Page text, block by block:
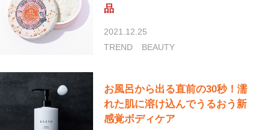
品
2021.12.25
TREND
BEAUTY
お風呂から出る直前の30秒！濡
れた肌に溶け込んでうるおう新
感覚ボディケア